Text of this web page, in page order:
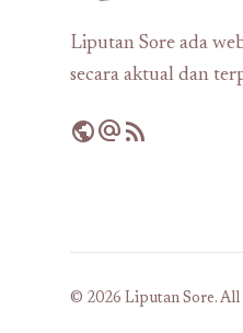
Liputan Sore ada
secara aktual dan
publicalternate_emailrss_feed
© 2026 Liputan Sore. All